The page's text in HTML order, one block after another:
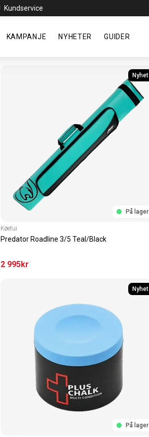
Kundservice
KAMPANJE NYHETER GUIDER
Nyhet
På lager
Køetui
Predator Roadline 3/5 Teal/Black
2 995kr
Nyhet
På lager